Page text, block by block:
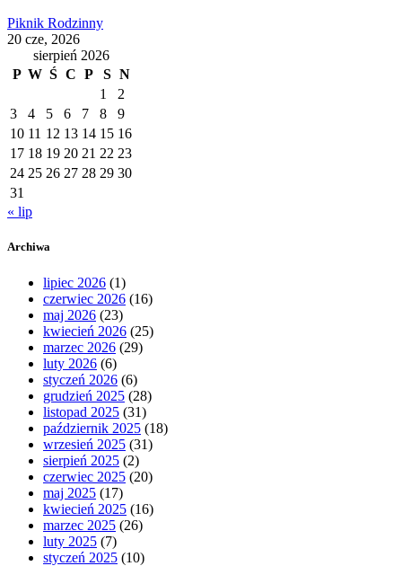
Piknik Rodzinny
20 cze, 2026
sierpień 2026
P W Ś C P S N
1
2
3
4 5 6 7 8
9
10 11 12 13 14 15 16
17 18 19 20 21 22 23
24 25 26 27 28 29 30
31
« lip
Archiwa
lipiec 2026 (1)
czerwiec 2026 (16)
maj 2026 (23)
kwiecień 2026 (25)
marzec 2026 (29)
luty 2026 (6)
styczeń 2026 (6)
grudzień 2025 (28)
listopad 2025 (31)
październik 2025 (18)
wrzesień 2025 (31)
sierpień 2025 (2)
czerwiec 2025 (20)
maj 2025 (17)
kwiecień 2025 (16)
marzec 2025 (26)
luty 2025 (7)
styczeń 2025 (10)